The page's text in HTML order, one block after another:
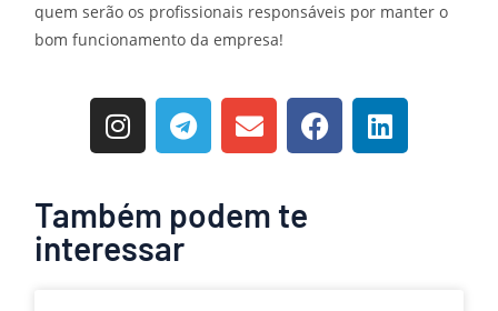
quem serão os profissionais responsáveis por manter o
bom funcionamento da empresa!
Também podem te
interessar